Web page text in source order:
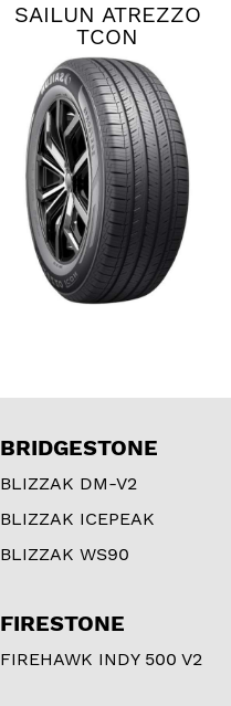
SAILUN ATREZZO
TCON
BRIDGESTONE
BLIZZAK DM-V2
BLIZZAK ICEPEAK
BLIZZAK WS90
FIRESTONE
FIREHAWK INDY 500 V2